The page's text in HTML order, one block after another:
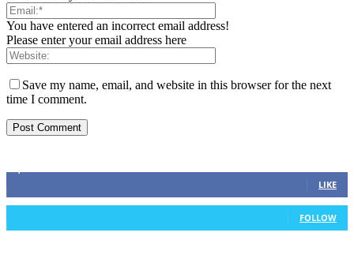
You have entered an incorrect email address!
Please enter your email address here
Save my name, email, and website in this browser for the next
time I comment.
LIKE
0 Followers
FOLLOW